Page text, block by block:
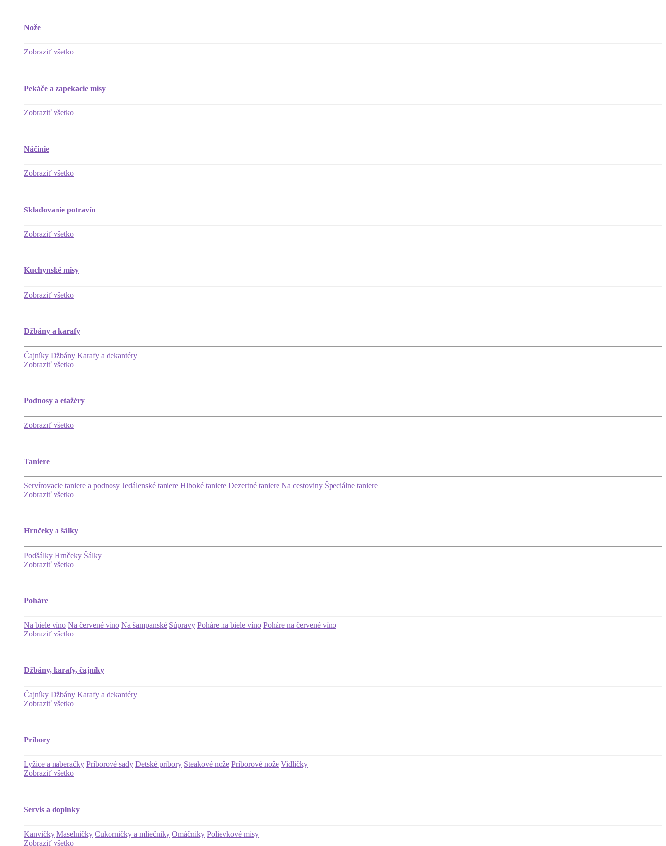
Nože
Zobraziť všetko
Pekáče a zapekacie misy
Zobraziť všetko
Náčinie
Zobraziť všetko
Skladovanie potravín
Zobraziť všetko
Kuchynské misy
Zobraziť všetko
Džbány a karafy
Čajníky Džbány Karafy a dekantéry
Zobraziť všetko
Podnosy a etažéry
Zobraziť všetko
Taniere
Servírovacie taniere a podnosy Jedálenské taniere Hlboké taniere Dezertné taniere Na cestoviny Špeciálne taniere
Zobraziť všetko
Hrnčeky a šálky
Podšálky Hrnčeky Šálky
Zobraziť všetko
Poháre
Na biele víno Na červené víno Na šampanské Súpravy Poháre na biele víno Poháre na červené víno
Zobraziť všetko
Džbány, karafy, čajníky
Čajníky Džbány Karafy a dekantéry
Zobraziť všetko
Príbory
Lyžice a naberačky Príborové sady Detské príbory Steakové nože Príborové nože Vidličky
Zobraziť všetko
Servis a doplnky
Kanvičky Maselničky Cukorničky a mliečniky Omáčniky Polievkové misy
Zobraziť všetko